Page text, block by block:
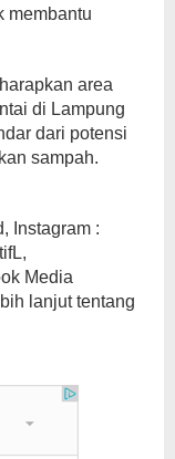
membantu
area
di Lampung
dari potensi
sampah.
Instagram :
Media
lanjut tentang